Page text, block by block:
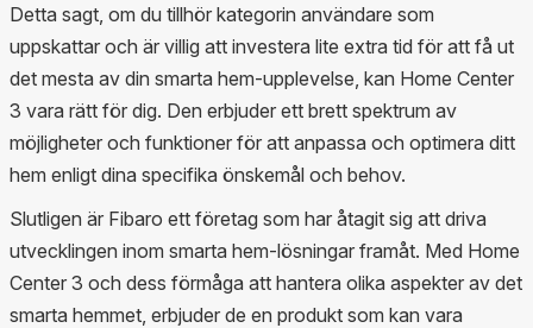
Detta sagt, om du tillhör kategorin användare som
uppskattar och är villig att investera lite extra tid för att få ut
det mesta av din smarta hem-upplevelse, kan Home Center
3 vara rätt för dig. Den erbjuder ett brett spektrum av
möjligheter och funktioner för att anpassa och optimera ditt
hem enligt dina specifika önskemål och behov.
Slutligen är Fibaro ett företag som har åtagit sig att driva
utvecklingen inom smarta hem-lösningar framåt. Med Home
Center 3 och dess förmåga att hantera olika aspekter av det
smarta hemmet, erbjuder de en produkt som kan vara